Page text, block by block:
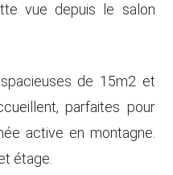
vue depuis le salon
de 15m2 et
parfaites pour
active en montagne.
étage.